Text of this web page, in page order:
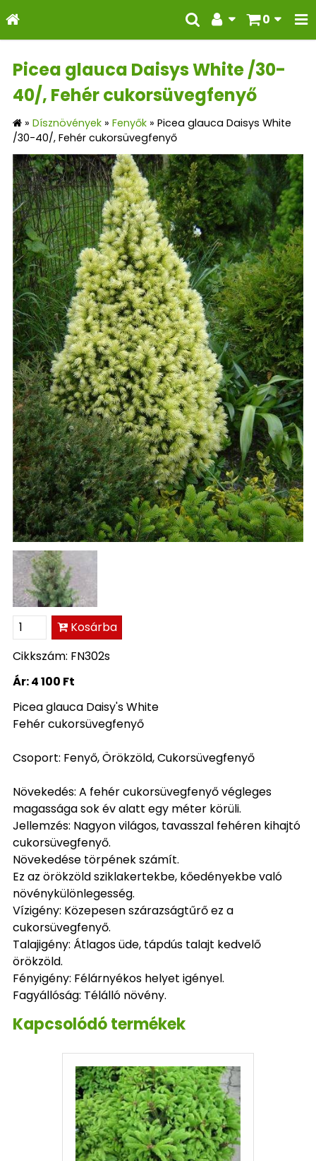
0
Picea glauca Daisys White /30-
40/, Fehér cukorsüvegfenyő
» Dísznövények » Fenyők » Picea glauca Daisys White
/30-40/, Fehér cukorsüvegfenyő
Kosárba
Cikkszám: FN302s
Ár:4 100 Ft
Picea glauca Daisy's White
Fehér cukorsüvegfenyő
Csoport: Fenyő, Örökzöld, Cukorsüvegfenyő
Növekedés: A fehér cukorsüvegfenyő végleges
magassága sok év alatt egy méter körüli.
Jellemzés: Nagyon világos, tavasszal fehéren kihajtó
cukorsüvegfenyő.
Növekedése törpének számít.
Ez az örökzöld sziklakertekbe, kőedényekbe való
növénykülönlegesség.
Vízigény: Közepesen szárazságtűrő ez a
cukorsüvegfenyő.
Talajigény: Átlagos üde, tápdús talajt kedvelő
örökzöld.
Fényigény: Félárnyékos helyet igényel.
Fagyállóság: Télálló növény.
Kapcsolódó termékek